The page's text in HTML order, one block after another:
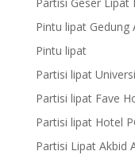
Pintu lipat Gedung
Pintu lipat
Partisi lipat
Partisi lipat Fave
Partisi lipat Hotel
Partisi Lipat Akbid